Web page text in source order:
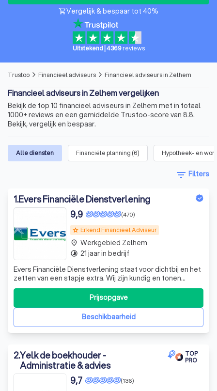
shopping_cartVergelijk & bespaar tot 40%
Uitstekend| 4369 reviews
Trustoo arrow_forward_ios Financieel adviseurs arrow_forward_ios Financieel adviseurs in Zelhem
Financieel adviseurs in Zelhem vergelijken
Bekijk de top 10 financieel adviseurs in Zelhem met in totaal
1000+ reviews en een gemiddelde Trustoo-score van 8.8.
Bekijk, vergelijk en bespaar.
Alle diensten Financiële planning (6) Hypotheek- en
filter_list Filters
1.Evers Financiële Dienstverlening
grade Erkend Financieel Adviseur
(470)
9,9
Evers Financiële Dienstverlening staat voor dichtbij en het
zetten van een stapje extra. Wij zijn kundig en tonen
begrip. Door dichtbij je te staan én bij de partijen waarmee
wij samenwerken, kunnen wij je van goed advies voorzien.
Wij begrijpen waar je het over hebt en beschikken over de
juiste ken
Beschikbaarheid
Prijsopgave
place Werkgebied Zelhem
timelapse 21 jaar in bedrijf
2.Yelk de boekhouder -
Administratie & advies
TOP
PRO
(136)
9,7